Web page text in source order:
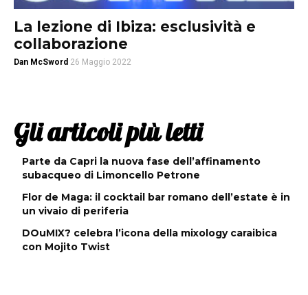
La lezione di Ibiza: esclusività e
collaborazione
Dan McSword 26 Maggio 2022
Gli articoli più letti
Parte da Capri la nuova fase dell’affinamento
subacqueo di Limoncello Petrone
Flor de Maga: il cocktail bar romano dell’estate è in
un vivaio di periferia
DOuMIX? celebra l’icona della mixology caraibica
con Mojito Twist